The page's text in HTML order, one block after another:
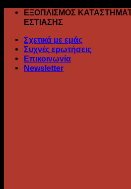
Skip
ΕΞΟΠΛΙΣΜΟΣ
ΕΣΤΙΑΣΗΣ
Σχετικά με εμάς
Συχνές ερωτήσεις
Επικοινωνία
Newsletter